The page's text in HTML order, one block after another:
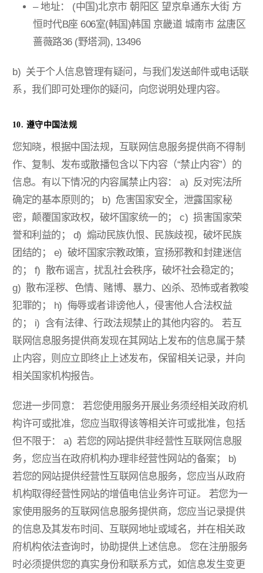
– 地址： (中国)北京市 朝阳区 望京阜通东大街 方
恒时代B座 606室(韩国)韩国 京畿道 城南市 盆唐区
蔷薇路36 (野塔洞), 13496
b) 关于个人信息管理有疑问，与我们发送邮件或电话联
系，我们即可处理你的疑问，向您说明处理内容。
10. 遵守中国法规
您知晓，根据中国法规，互联网信息服务提供商不得制
作、复制、发布或散播包含以下内容（“禁止内容”）的
信息。有以下情况的内容属禁止内容：
a) 反对宪法所
确定的基本原则的；
b) 危害国家安全，泄露国家秘
密，颠覆国家政权，破坏国家统一的；
c) 损害国家荣
誉和利益的；
d) 煽动民族仇恨、民族歧视，破坏民族
团结的；
e) 破坏国家宗教政策，宣扬邪教和封建迷信
的；
f) 散布谣言，扰乱社会秩序，破坏社会稳定的；
g) 散布淫秽、色情、赌博、暴力、凶杀、恐怖或者教唆
犯罪的；
h) 侮辱或者诽谤他人，侵害他人合法权益
的；
i) 含有法律、行政法规禁止的其他内容的。
若互
联网信息服务提供商发现在其网站上发布的信息属于禁
止内容，则应立即终止上述发布，保留相关记录，并向
相关国家机构报告。
您进一步同意：
若您使用服务开展业务须经相关政府机
构许可或批准，您应当取得该等相关许可或批准，包括
但不限于：
a) 若您的网站提供非经营性互联网信息服
务，您应当在政府机构办理非经营性网站的备案；
b)
若您的网站提供经营性互联网信息服务，您应当从政府
机构取得经营性网站的增值电信业务许可证。
若您为一
家使用服务的互联网信息服务提供商，您应当记录提供
的信息及其发布时间、互联网地址或域名，并在相关政
府机构依法查询时，协助提供上述信息。
您在注册服务
时必须提供您的真实身份和联系方式，如信息发生变更